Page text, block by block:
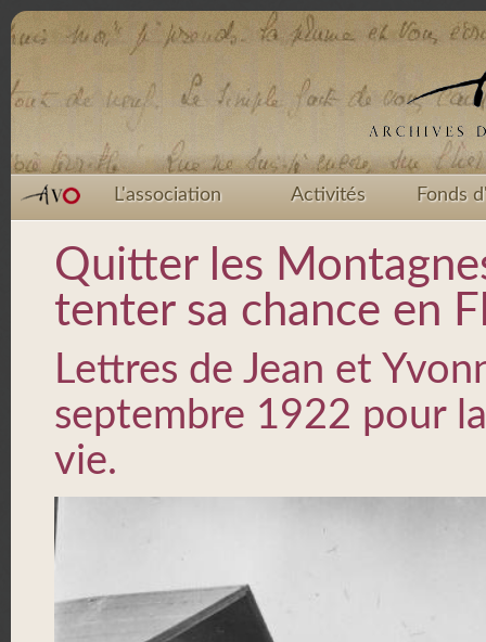
L'association Activités Fonds
Quitter les
tenter sa chance en
Lettres de Jean et
septembre 1922 pour
vie.